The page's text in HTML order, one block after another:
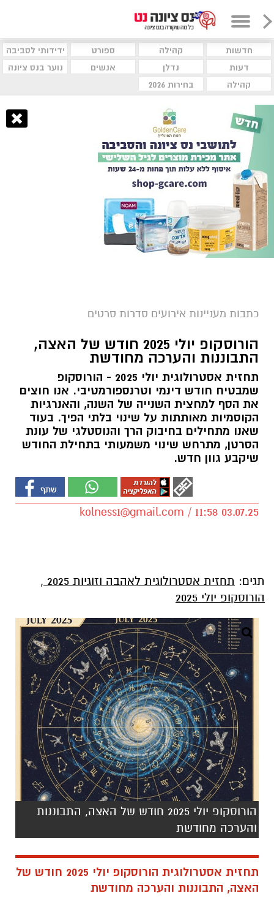
חדשות קהילה ספורט
ידידותי לסביבה
דעות
נדלן אנשים
נוער בנס ציונה
קהילה
בחירות 2026
כתבות מעניינות אירועים סדרות סרטים
הורוסקופ יולי 2025 חודש של האצה,
התבוננות והערכה מחודשת
תחזית אסטרולוגית יולי 2025 - הורוסקופ
שמבטיח חודש דינמי וטרנספורמטיבי. אנו חוצים
את הסף למחצית השנייה של השנה, והאנרגיות
הקוסמיות מאותתות על שינוי בלתי הפיך. בעוד
שאנו מתחילים בחיבוק הרך והנוסטלגי של עונת
הסרטן, מתרחש שינוי משמעותי בתחילת החודש
שיקבע גוון חדש.
kolness1@gmail.com / 11:58 03.07.25
תגים: תחזית אסטרולוגית לאהבה וזוגיות 2025
,
הורוסקופ יולי 2025
הורוסקופ יולי 2025 חודש של האצה, התבוננות
והערכה מחודשת
תחזית אסטרולוגית הורוסקופ יולי 2025 חודש של
האצה, התבוננות והערכה מחודשת